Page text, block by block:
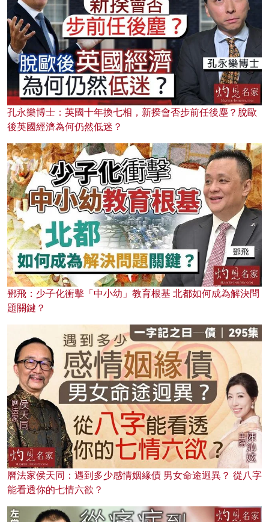
孔永樂博士：英國十年換七相，新揆會否步前任後塵？脫歐
後英國經濟為何仍然低迷？
鄧飛：少子化衝擊「中小幼」教育根基 北都如何成為解決問
題關鍵？
曆法家侯天同：遇到多少感情姻緣債 男女命途迥異？ 從八字
能看透你的七情六欲？